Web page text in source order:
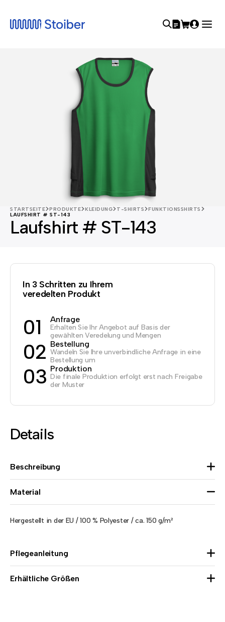
STARTSEITE PRODUKTE KLEIDUNG T-SHIRTS
FUNKTIONSSHIRTS
LAUFSHIRT # ST-143
Laufshirt # ST-143
In 3 Schritten zu Ihrem
veredelten Produkt
01 Anfrage
Erhalten Sie Ihr Angebot auf Basis der
gewählten Veredelung und Mengen
02 Bestellung
Wandeln Sie Ihre unverbindliche Anfrage in eine
Bestellung um
03 Produktion
Die finale Produktion erfolgt erst nach Freigabe
der Muster
Details
Beschreibung
Material
Hergestellt in der EU / 100 % Polyester / ca. 150 g/m²
Pflegeanleitung
Erhältliche Größen